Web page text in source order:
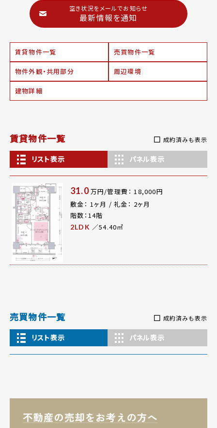
空き状況をメールでお知らせ
最新情報を通知
賃貸物件一覧 売買物件一覧
物件外観・共用部分 周辺環境
建物詳細
賃貸物件一覧 成約済みも表示
リスト表示 パネル表示
31.0万円/管理費： 18,000円
敷金： 1ヶ月 / 礼金： 2ヶ月
階数：14階
2LDK ／54.40㎡
売買物件一覧 成約済みも表示
リスト表示 パネル表示